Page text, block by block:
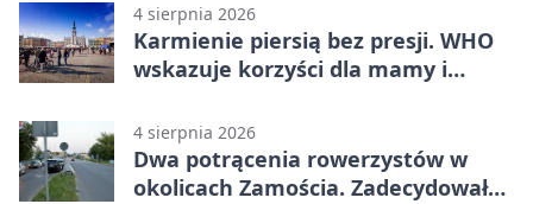
4 sierpnia 2026
Karmienie piersią bez presji. WHO
wskazuje korzyści dla mamy i
4 sierpnia 2026
Dwa potrącenia rowerzystów w
okolicach Zamościa. Zadecydowało